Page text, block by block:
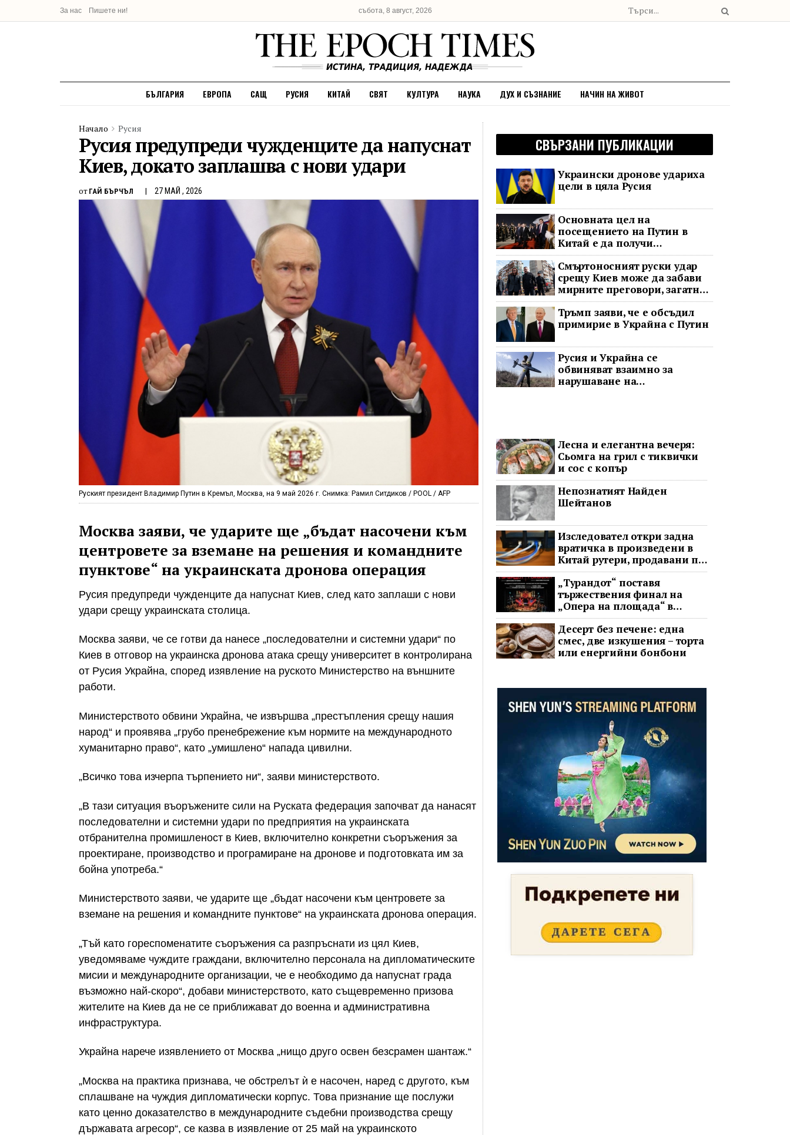
За нас Пишете ни! събота, 8 август, 2026
БЪЛГАРИЯ ЕВРОПА САЩ РУСИЯ КИТАЙ СВЯТ КУЛТУРА НАУКА ДУХ И СЪЗНАНИЕ НАЧИН НА ЖИВОТ
Начало Русия
Русия предупреди чужденците да напуснат
Киев, докато заплашва с нови удари
от ГАЙ БЪРЧЪЛ 27 МАЙ , 2026
Руският президент Владимир Путин в Кремъл, Москва, на 9 май 2026 г. Снимка: Рамил Ситдиков / POOL / AFP
Москва заяви, че ударите ще „бъдат насочени към
центровете за вземане на решения и командните
пунктове“ на украинската дронова операция
Русия предупреди чужденците да напуснат Киев, след като заплаши с нови
удари срещу украинската столица.
Москва заяви, че се готви да нанесе „последователни и системни удари“ по
Киев в отговор на украинска дронова атака срещу университет в контролирана
от Русия Украйна, според изявление на руското Министерство на външните
работи.
Министерството обвини Украйна, че извършва „престъпления срещу нашия
народ“ и проявява „грубо пренебрежение към нормите на международното
хуманитарно право“, като „умишлено“ напада цивилни.
„Всичко това изчерпа търпението ни“, заяви министерството.
„В тази ситуация въоръжените сили на Руската федерация започват да нанасят
последователни и системни удари по предприятия на украинската
отбранителна промишленост в Киев, включително конкретни съоръжения за
проектиране, производство и програмиране на дронове и подготовката им за
бойна употреба.“
Министерството заяви, че ударите ще „бъдат насочени към центровете за
вземане на решения и командните пунктове“ на украинската дронова операция.
„Тъй като гореспоменатите съоръжения са разпръснати из цял Киев,
уведомяваме чуждите граждани, включително персонала на дипломатическите
мисии и международните организации, че е необходимо да напуснат града
възможно най-скоро“, добави министерството, като същевременно призова
жителите на Киев да не се приближават до военна и административна
инфраструктура.
Украйна нарече изявлението от Москва „нищо друго освен безсрамен шантаж.“
„Москва на практика признава, че обстрелът ѝ е насочен, наред с другото, към
сплашване на чуждия дипломатически корпус. Това признание ще послужи
като ценно доказателство в международните съдебни производства срещу
държавата агресор“, се казва в изявление от 25 май на украинското
СВЪРЗАНИ ПУБЛИКАЦИИ
Украински дронове удариха
цели в цяла Русия
Основната цел на
посещението на Путин в
Китай е да получи
информация за срещата
между Доналд Тръмп и Си
Дзинпин
Смъртоносният руски удар
срещу Киев може да забави
мирните преговори, загатна
Тръмп
Тръмп заяви, че е обсъдил
примирие в Украйна с Путин
Русия и Украйна се
обвиняват взаимно за
нарушаване на
Лесна и елегантна вечеря:
Сьомга на грил с тиквички
и сос с копър
Непознатият Найден
Шейтанов
Изследовател откри задна
вратичка в произведени в
Китай рутери, продавани по
целия свят
„Турандот“ поставя
тържествения финал на
„Опера на площада“ в
София
Десерт без печене: една
смес, две изкушения – торта
или енергийни бонбони